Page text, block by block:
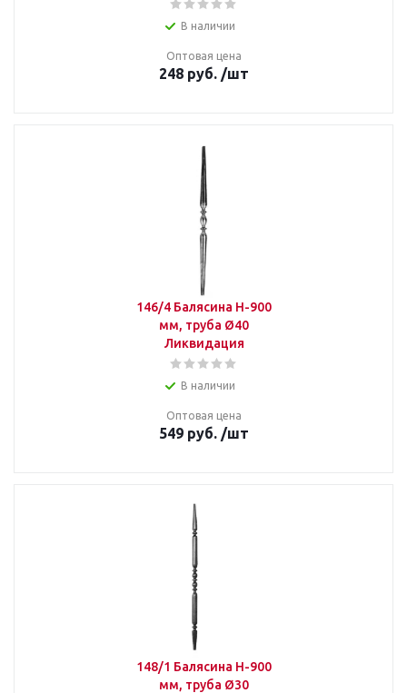
В наличии
Оптовая цена
248 руб. /шт
146/4 Балясина Н-900
мм, труба Ø40
Ликвидация
В наличии
Оптовая цена
549 руб. /шт
148/1 Балясина Н-900
мм, труба Ø30